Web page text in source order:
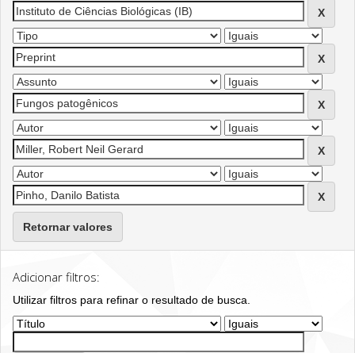
Retornar valores
Adicionar filtros:
Utilizar filtros para refinar o resultado de busca.